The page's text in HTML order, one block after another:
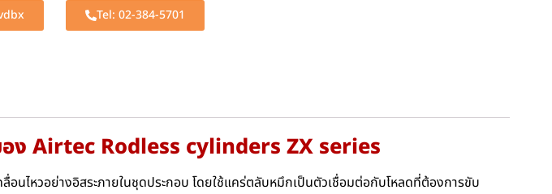
Tel: 02-384-5701
ง Airtec Rodless cylinders ZX series
อนไหวอย่างอิสระภายในชุดประกอบ โดยใช้แคร่ตลับหมึกเป็นตัวเชื่อมต่อกับโหลดที่ต้องการขับ